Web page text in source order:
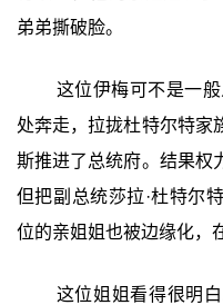
弟弟撕破脸。
这位伊梅可不是一
处奔走，拉拢杜特尔特家
斯推进了总统府。结果权
但把副总统莎拉·杜特尔
位的亲姐姐也被边缘化，
这位姐姐看得很明